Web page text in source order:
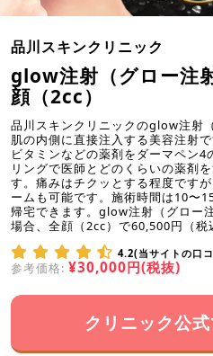
品川スキンクリニック
glow注射（グロー注
顔（2cc）
品川スキンクリニックのglow注射
肌の内側に直接注入する美容注射
ビタミンなどの薬剤をダーマペン
リングで医師とどのくらいの薬剤
す。痛みはチクッとする程度です
ームも可能です。施術時間は10〜
帰宅できます。glow注射（グロー
場合、全顔（2cc）で60,500円（税
4.2(当サイトの口
参考価格: ¥30,000円(税抜)
クリニック公